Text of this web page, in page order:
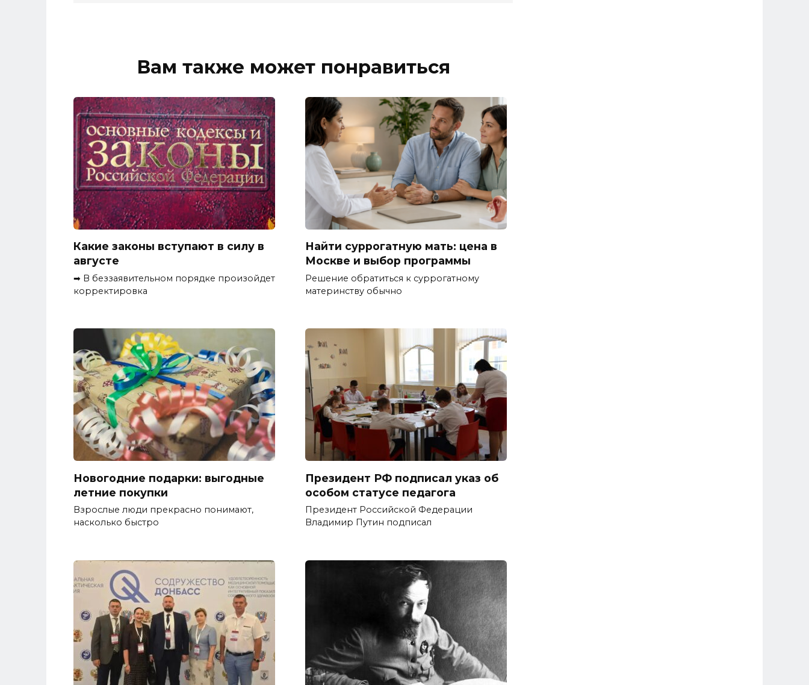
Вам также может понравиться
Какие законы вступают в силу в
августе
➡ В беззаявительном порядке произойдет
корректировка
Найти суррогатную мать: цена в
Москве и выбор программы
Решение обратиться к суррогатному
материнству обычно
Новогодние подарки: выгодные
летние покупки
Взрослые люди прекрасно понимают,
насколько быстро
Президент РФ подписал указ об
особом статусе педагога
Президент Российской Федерации
Владимир Путин подписал